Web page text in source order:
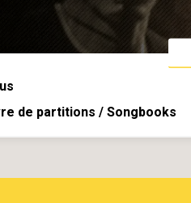
de partitions / Songbooks